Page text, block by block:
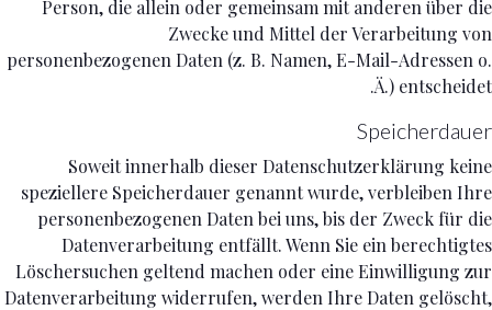
Person, die allein oder gemeinsam mit anderen über die
Zwecke und Mittel der Verarbeitung von
personenbezogenen Daten (z. B. Namen, E-Mail-Adressen o.
Ä.) entscheidet.
Speicherdauer
Soweit innerhalb dieser Datenschutzerklärung keine
speziellere Speicherdauer genannt wurde, verbleiben Ihre
personenbezogenen Daten bei uns, bis der Zweck für die
Datenverarbeitung entfällt. Wenn Sie ein berechtigtes
Löschersuchen geltend machen oder eine Einwilligung zur
Datenverarbeitung widerrufen, werden Ihre Daten gelöscht,